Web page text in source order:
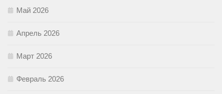
Май 2026
Апрель 2026
Март 2026
Февраль 2026